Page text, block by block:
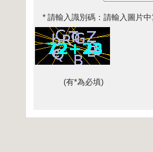
* 請輸入識別碼： 請輸入圖片
(有*為必填)